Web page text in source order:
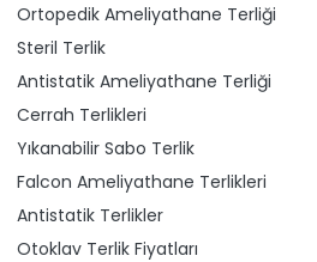
Ortopedik Ameliyathane Terliği
Steril Terlik
Antistatik Ameliyathane Terliği
Cerrah Terlikleri
Yıkanabilir Sabo Terlik
Falcon Ameliyathane Terlikleri
Antistatik Terlikler
Otoklav Terlik Fiyatları